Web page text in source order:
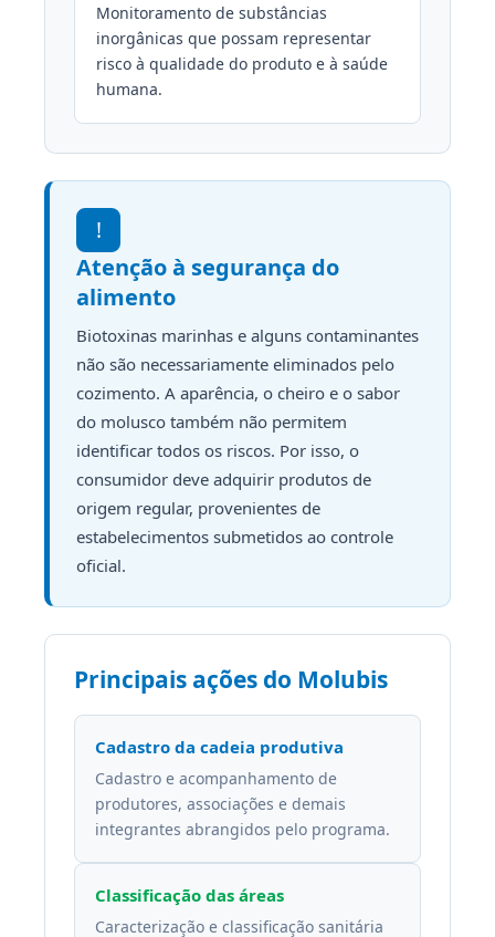
Monitoramento de substâncias
inorgânicas que possam representar
risco à qualidade do produto e à saúde
humana.
!
Atenção à segurança do
alimento
Biotoxinas marinhas e alguns contaminantes
não são necessariamente eliminados pelo
cozimento. A aparência, o cheiro e o sabor
do molusco também não permitem
identificar todos os riscos. Por isso, o
consumidor deve adquirir produtos de
origem regular, provenientes de
estabelecimentos submetidos ao controle
oficial.
Principais ações do Molubis
Cadastro da cadeia produtiva
Cadastro e acompanhamento de
produtores, associações e demais
integrantes abrangidos pelo programa.
Classificação das áreas
Caracterização e classificação sanitária